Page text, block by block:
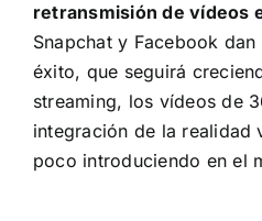
retransmisión de vídeos
Snapchat y Facebook
éxito, que seguirá
streaming, los vídeos de
integración de la realidad
poco introduciendo en el